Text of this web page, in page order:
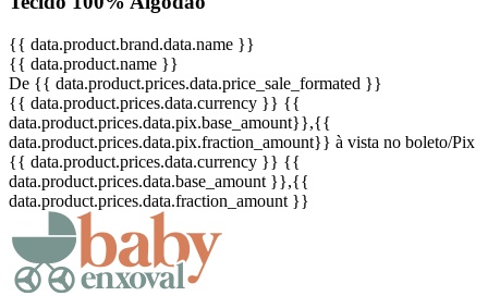
{{ data.product.brand.data.name }}
{{ data.product.name }}
De {{ data.product.prices.data.price_sale_formated }}
{{ data.product.prices.data.currency }} {{
data.product.prices.data.pix.base_amount}},{{
data.product.prices.data.pix.fraction_amount}} à vista no boleto/Pix
{{ data.product.prices.data.currency }} {{
data.product.prices.data.base_amount }},{{
data.product.prices.data.fraction_amount }}